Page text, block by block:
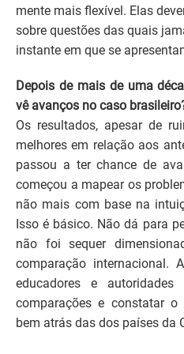
mente mais flexível. Elas
sobre questões das quais
instante em que se
Depois de mais de uma
vê avanços no caso
Os resultados, apesar de
melhores em relação aos
passou a ter chance de
começou a mapear os
não mais com base na
Isso é básico. Não dá para
não foi sequer
comparação internacional.
educadores e
comparações e constatar
bem atrás das dos países da